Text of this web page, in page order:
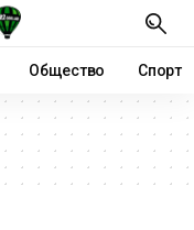
Общество Спорт